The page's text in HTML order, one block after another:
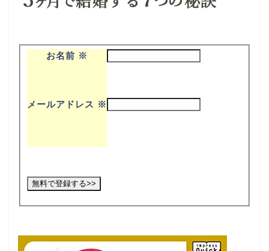
お名前 ※
メールアドレス ※